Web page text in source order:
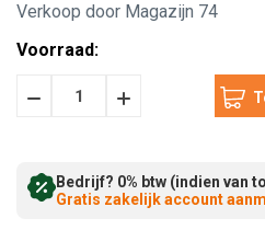
Verkoop door Magazijn 74
Voorraad:
HoeveelheidHoeveelheid
Bedrijf? 0% btw (indien van
Gratis zakelijk account